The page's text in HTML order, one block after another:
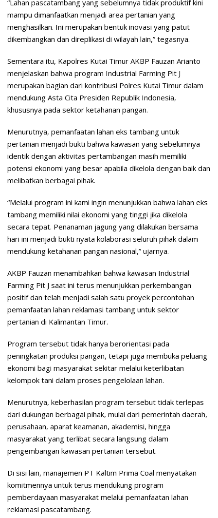
“Lahan pascatambang yang sebelumnya tidak produktif kini
mampu dimanfaatkan menjadi area pertanian yang
menghasilkan. Ini merupakan bentuk inovasi yang patut
dikembangkan dan direplikasi di wilayah lain,” tegasnya.
Sementara itu, Kapolres Kutai Timur AKBP Fauzan Arianto
menjelaskan bahwa program Industrial Farming Pit J
merupakan bagian dari kontribusi Polres Kutai Timur dalam
mendukung Asta Cita Presiden Republik Indonesia,
khususnya pada sektor ketahanan pangan.
Menurutnya, pemanfaatan lahan eks tambang untuk
pertanian menjadi bukti bahwa kawasan yang sebelumnya
identik dengan aktivitas pertambangan masih memiliki
potensi ekonomi yang besar apabila dikelola dengan baik dan
melibatkan berbagai pihak.
“Melalui program ini kami ingin menunjukkan bahwa lahan eks
tambang memiliki nilai ekonomi yang tinggi jika dikelola
secara tepat. Penanaman jagung yang dilakukan bersama
hari ini menjadi bukti nyata kolaborasi seluruh pihak dalam
mendukung ketahanan pangan nasional,” ujarnya.
AKBP Fauzan menambahkan bahwa kawasan Industrial
Farming Pit J saat ini terus menunjukkan perkembangan
positif dan telah menjadi salah satu proyek percontohan
pemanfaatan lahan reklamasi tambang untuk sektor
pertanian di Kalimantan Timur.
Program tersebut tidak hanya berorientasi pada
peningkatan produksi pangan, tetapi juga membuka peluang
ekonomi bagi masyarakat sekitar melalui keterlibatan
kelompok tani dalam proses pengelolaan lahan.
Menurutnya, keberhasilan program tersebut tidak terlepas
dari dukungan berbagai pihak, mulai dari pemerintah daerah,
perusahaan, aparat keamanan, akademisi, hingga
masyarakat yang terlibat secara langsung dalam
pengembangan kawasan pertanian tersebut.
Di sisi lain, manajemen PT Kaltim Prima Coal menyatakan
komitmennya untuk terus mendukung program
pemberdayaan masyarakat melalui pemanfaatan lahan
reklamasi pascatambang.